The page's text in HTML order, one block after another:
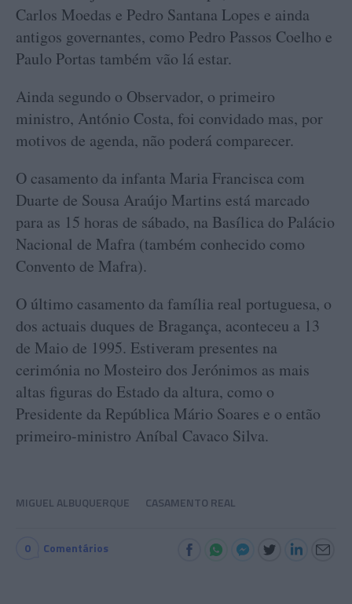
Carlos Moedas e Pedro Santana Lopes e ainda
antigos governantes, como Pedro Passos Coelho e
Paulo Portas também vão lá estar.
Ainda segundo o Observador, o primeiro
ministro, António Costa, foi convidado mas, por
motivos de agenda, não poderá comparecer.
O casamento da infanta Maria Francisca com
Duarte de Sousa Araújo Martins está marcado
para as 15 horas de sábado, na Basílica do Palácio
Nacional de Mafra (também conhecido como
Convento de Mafra).
O último casamento da família real portuguesa, o
dos actuais duques de Bragança, aconteceu a 13
de Maio de 1995. Estiveram presentes na
cerimónia no Mosteiro dos Jerónimos as mais
altas figuras do Estado da altura, como o
Presidente da República Mário Soares e o então
primeiro-ministro Aníbal Cavaco Silva.
MIGUEL ALBUQUERQUE CASAMENTO REAL
0 Comentários